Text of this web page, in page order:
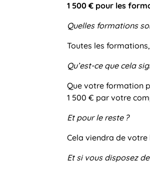
1 500 € pour les
Quelles formations
Toutes les
Qu’est-ce que cela
Que votre formation
1 500 € par votre
Et pour le reste?
Cela viendra de
Et si vous disposez